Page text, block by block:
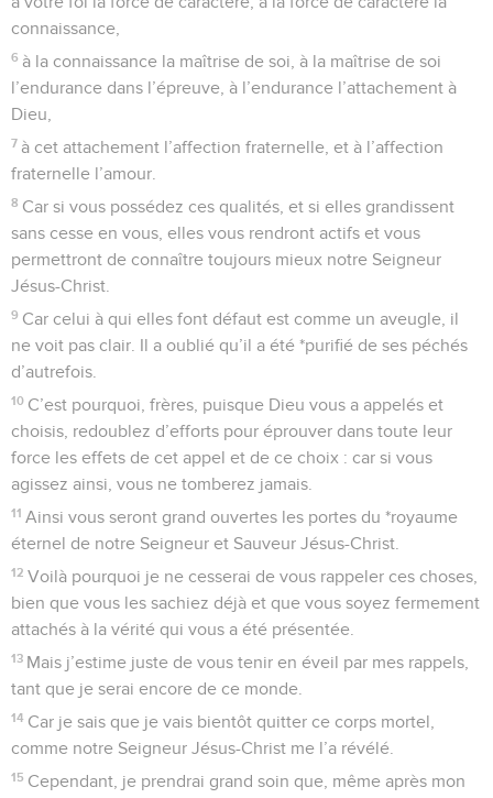
connaissance,
6 à la connaissance la maîtrise de soi, à la maîtrise de soi
l’endurance dans l’épreuve, à l’endurance l’attachement à
Dieu,
7 à cet attachement l’affection fraternelle, et à l’affection
fraternelle l’amour.
8 Car si vous possédez ces qualités, et si elles grandissent
sans cesse en vous, elles vous rendront actifs et vous
permettront de connaître toujours mieux notre Seigneur
Jésus-Christ.
9 Car celui à qui elles font défaut est comme un aveugle, il
ne voit pas clair. Il a oublié qu’il a été *purifié de ses péchés
d’autrefois.
10 C’est pourquoi, frères, puisque Dieu vous a appelés et
choisis, redoublez d’efforts pour éprouver dans toute leur
force les effets de cet appel et de ce choix : car si vous
agissez ainsi, vous ne tomberez jamais.
11 Ainsi vous seront grand ouvertes les portes du *royaume
éternel de notre Seigneur et Sauveur Jésus-Christ.
12 Voilà pourquoi je ne cesserai de vous rappeler ces choses,
bien que vous les sachiez déjà et que vous soyez fermement
attachés à la vérité qui vous a été présentée.
13 Mais j’estime juste de vous tenir en éveil par mes rappels,
tant que je serai encore de ce monde.
14 Car je sais que je vais bientôt quitter ce corps mortel,
comme notre Seigneur Jésus-Christ me l’a révélé.
15 Cependant, je prendrai grand soin que, même après mon